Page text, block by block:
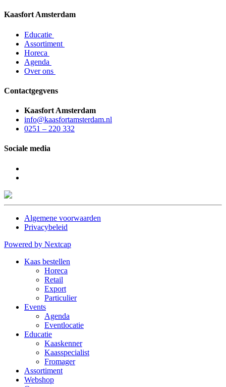
Kaasfort Amsterdam
Educatie
Assortiment
Horeca
Agenda
Over ons
Contactgegvens
Kaasfort Amsterdam
info@kaasfortamsterdam.nl
0251 – 220 332
Sociale media
Algemene voorwaarden
Privacybeleid
Powered by Nextcap
Kaas bestellen
Horeca
Retail
Export
Particulier
Events
Agenda
Eventlocatie
Educatie
Kaaskenner
Kaasspecialist
Fromager
Assortiment
Webshop